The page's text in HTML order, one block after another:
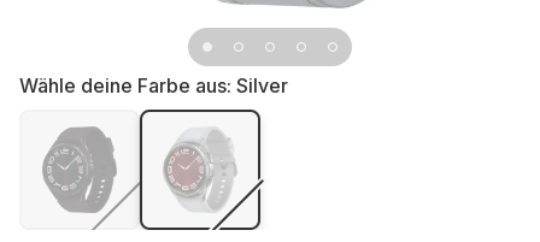
Wähle deine Farbe aus: Silver